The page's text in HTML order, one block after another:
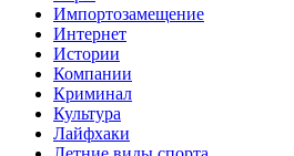
Импортозамещение
Интернет
Истории
Компании
Криминал
Культура
Лайфхаки